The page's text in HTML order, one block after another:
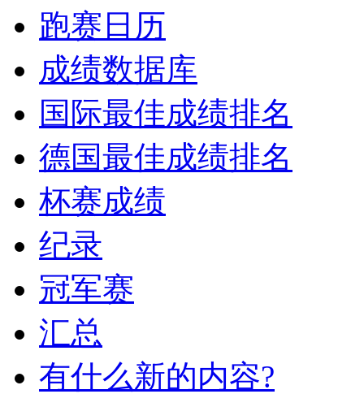
跑赛日历
成绩数据库
国际最佳成绩排名
德国最佳成绩排名
杯赛成绩
纪录
冠军赛
汇总
有什么新的内容?